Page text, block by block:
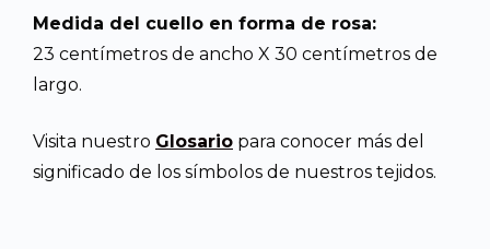
Medida del cuello en forma de rosa:
23 centímetros de ancho X 30 centímetros de
largo.
Visita nuestro Glosario para conocer más del
significado de los símbolos de nuestros tejidos.